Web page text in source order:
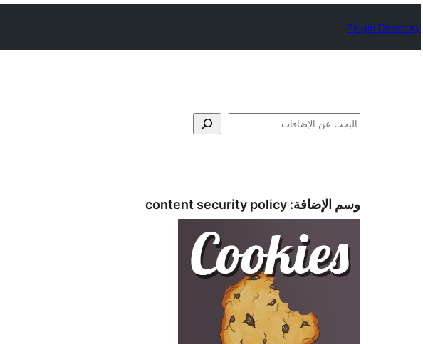
Plugin Directory
البحث
وسم الإضافة: content security policy